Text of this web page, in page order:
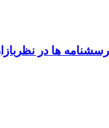
ها در